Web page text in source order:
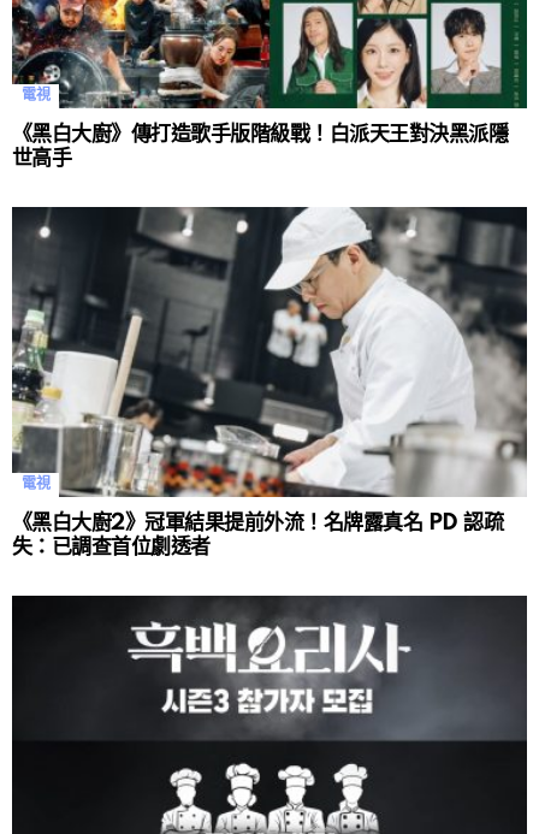
電視
《黑白大廚》傳打造歌手版階級戰！白派天王對決黑派隱
世高手
電視
《黑白大廚2》冠軍結果提前外流！名牌露真名 PD 認疏
失：已調查首位劇透者